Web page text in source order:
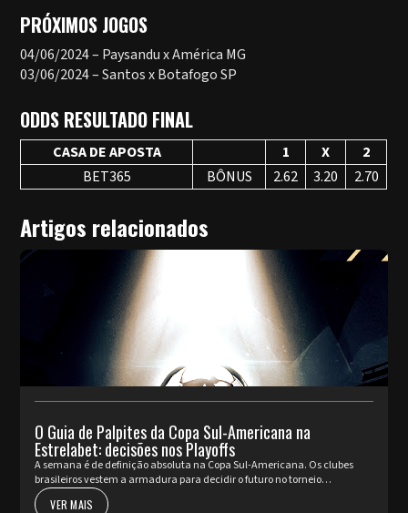
PRÓXIMOS JOGOS
04/06/2024 – Paysandu x América MG
03/06/2024 – Santos x Botafogo SP
ODDS RESULTADO FINAL
CASA DE APOSTA 1 X
2
BET365
BÔNUS 2.62 3.20 2.70
Artigos relacionados
O Guia de Palpites da Copa Sul-Americana na
Estrelabet: decisões nos Playoffs
A semana é de definição absoluta na Copa Sul-Americana. Os clubes
brasileiros vestem a armadura para decidir o futuro no torneio
internacional diante da sua torcida, valendo a cobiçada vaga nas oi...
VER MAIS